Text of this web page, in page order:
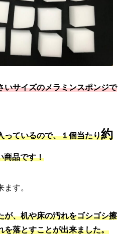
いサイズのメラミンスポンジで
っているので、１個当たり約
商品です！
す。
が、机や床の汚れをゴシゴシ擦
を落とすことが出来ました。